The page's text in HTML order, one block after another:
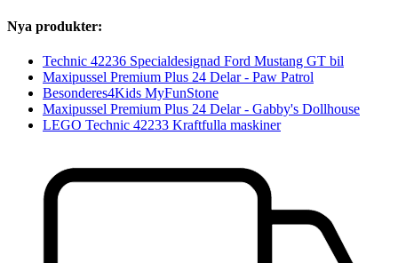
Nya produkter:
Technic 42236 Specialdesignad Ford Mustang GT bil
Maxipussel Premium Plus 24 Delar - Paw Patrol
Besonderes4Kids MyFunStone
Maxipussel Premium Plus 24 Delar - Gabby's Dollhouse
LEGO Technic 42233 Kraftfulla maskiner